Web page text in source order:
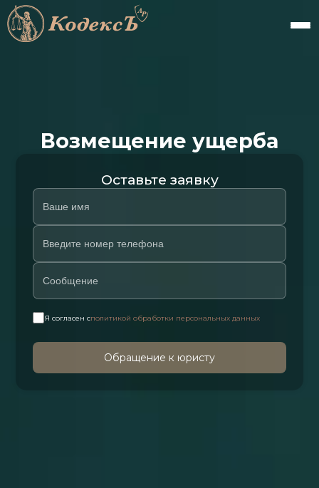
Возмещение ущерба
Оставьте заявку
Я согласен сполитикой обработки персональных данных
Обращение к юристу